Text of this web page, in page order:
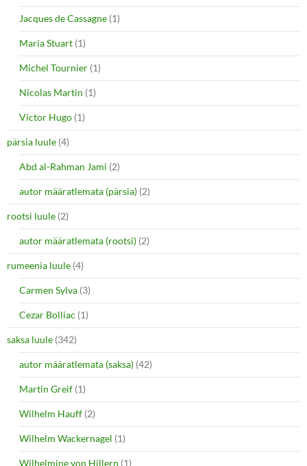
Jacques de Cassagne (1)
Maria Stuart (1)
Michel Tournier (1)
Nicolas Martin (1)
Victor Hugo (1)
pärsia luule (4)
Abd al-Rahman Jami (2)
autor määratlemata (pärsia) (2)
rootsi luule (2)
autor määratlemata (rootsi) (2)
rumeenia luule (4)
Carmen Sylva (3)
Cezar Bolliac (1)
saksa luule (342)
autor määratlemata (saksa) (42)
Martin Greif (1)
Wilhelm Hauff (2)
Wilhelm Wackernagel (1)
Wilhelmine von Hillern (1)